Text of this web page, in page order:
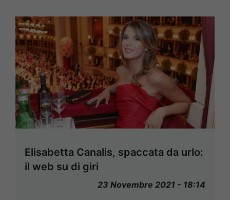
Elisabetta Canalis, spaccata da urlo:
il web su di giri
23 Novembre 2021 - 18:14